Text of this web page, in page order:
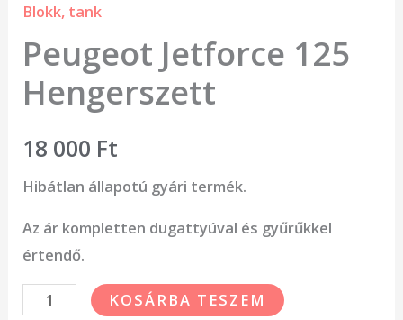
Blokk, tank
Peugeot Jetforce 125
Hengerszett
18 000 Ft
Hibátlan állapotú gyári termék.
Az ár kompletten dugattyúval és gyűrűkkel
értendő.
KOSÁRBA TESZEM